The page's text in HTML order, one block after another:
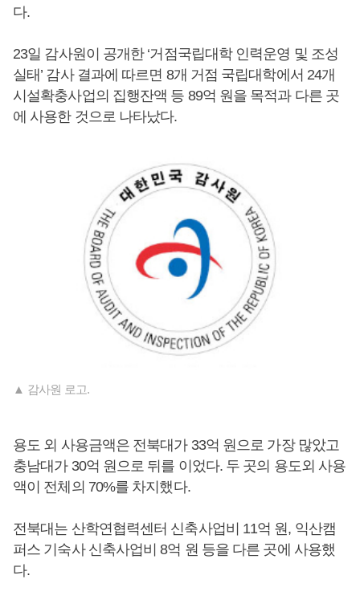
다.
23일 감사원이 공개한 ‘거점국립대학 인력운영 및 조성
실태’ 감사 결과에 따르면 8개 거점 국립대학에서 24개
시설확충사업의 집행잔액 등 89억 원을 목적과 다른 곳
에 사용한 것으로 나타났다.
▲ 감사원 로고.
용도 외 사용금액은 전북대가 33억 원으로 가장 많았고
충남대가 30억 원으로 뒤를 이었다. 두 곳의 용도외 사용
액이 전체의 70%를 차지했다.
전북대는 산학연협력센터 신축사업비 11억 원, 익산캠
퍼스 기숙사 신축사업비 8억 원 등을 다른 곳에 사용했
다.